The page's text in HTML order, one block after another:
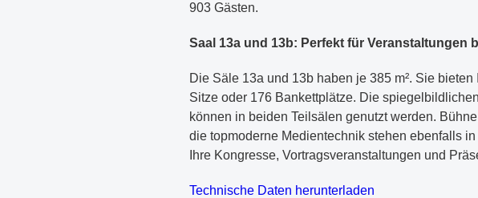
903 Gästen.
Saal 13a und 13b: Perfekt für Veranstaltungen
Die Säle 13a und 13b haben je 385 m². Sie
Sitze oder 176 Bankettplätze. Die
können in beiden Teilsälen genutzt werden.
die topmoderne Medientechnik stehen ebenfalls
Ihre Kongresse, Vortragsveranstaltungen und
Technische Daten herunterladen